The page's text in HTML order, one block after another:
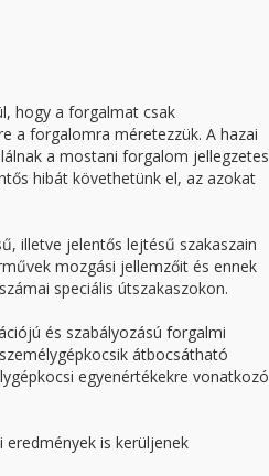
hogy a forgalmat csak
a forgalomra méretezzük. A hazai
a mostani forgalom jellegzetes
hibát követhetünk el, az azokat
illetve jelentős lejtésű szakaszain
mozgási jellemzőit és ennek
speciális útszakaszokon.
és szabályozású forgalmi
átbocsátható
egyenértékekre vonatkozó
eredmények is kerüljenek